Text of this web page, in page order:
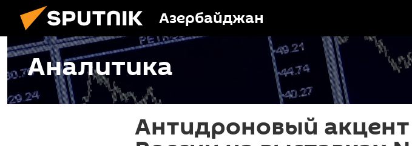
Азербайджан
Аналитика
Антидроновый акцент